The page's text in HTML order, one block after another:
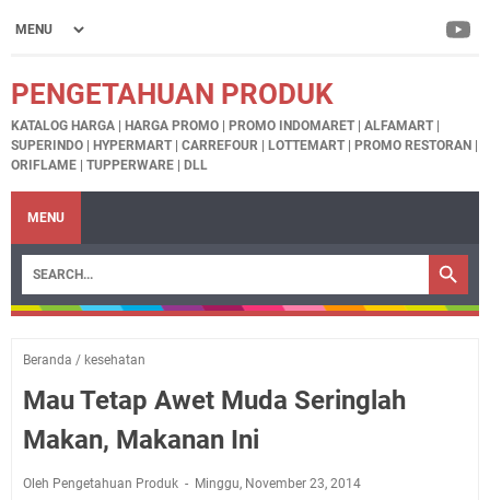
PENGETAHUAN PRODUK
KATALOG HARGA | HARGA PROMO | PROMO INDOMARET | ALFAMART |
SUPERINDO | HYPERMART | CARREFOUR | LOTTEMART | PROMO RESTORAN |
ORIFLAME | TUPPERWARE | DLL
MENU
Beranda / kesehatan
Mau Tetap Awet Muda Seringlah
Makan, Makanan Ini
Oleh Pengetahuan Produk Minggu, November 23, 2014